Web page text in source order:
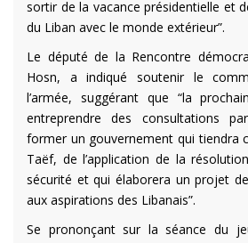
sortir de la vacance présidentielle et
du Liban avec le monde extérieur”.
Le député de la Rencontre
Hosn, a indiqué soutenir le
l’armée, suggérant que “la
entreprendre des consultations
former un gouvernement qui tiendra
Taëf, de l’application de la
sécurité et qui élaborera un projet
aux aspirations des Libanais”.
Se prononçant sur la séance du